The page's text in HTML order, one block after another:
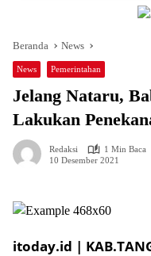
Beranda News
News Pemerintahan
Jelang Nataru,
Lakukan
Redaksi
1 Min Baca
10 Desember 2021
itoday.id |